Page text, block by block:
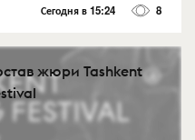
Сегодня в 15:24 8
жюри Tashkent